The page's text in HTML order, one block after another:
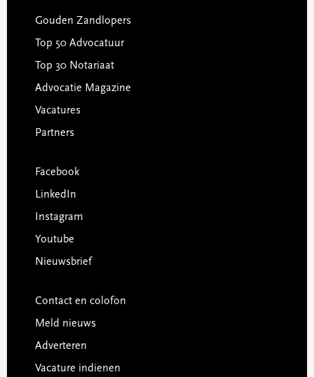
Gouden Zandlopers
Top 50 Advocatuur
Top 30 Notariaat
Advocatie Magazine
Vacatures
Partners
Facebook
LinkedIn
Instagram
Youtube
Nieuwsbrief
Contact en colofon
Meld nieuws
Adverteren
Vacature indienen